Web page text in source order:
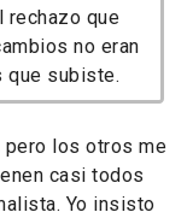
que
no eran
que subiste.
pero los otros me
casi todos
Yo insisto